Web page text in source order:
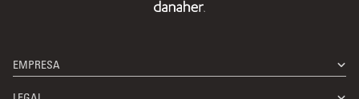
EMPRESA